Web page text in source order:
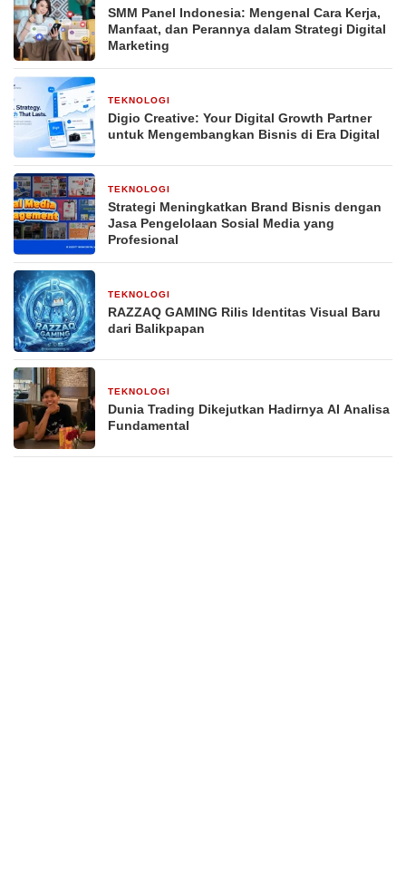
SMM Panel Indonesia: Mengenal Cara Kerja,
Manfaat, dan Perannya dalam Strategi Digital
Marketing
TEKNOLOGI
Digio Creative: Your Digital Growth Partner
untuk Mengembangkan Bisnis di Era Digital
TEKNOLOGI
Strategi Meningkatkan Brand Bisnis dengan
Jasa Pengelolaan Sosial Media yang
Profesional
TEKNOLOGI
RAZZAQ GAMING Rilis Identitas Visual Baru
dari Balikpapan
TEKNOLOGI
Dunia Trading Dikejutkan Hadirnya AI Analisa
Fundamental